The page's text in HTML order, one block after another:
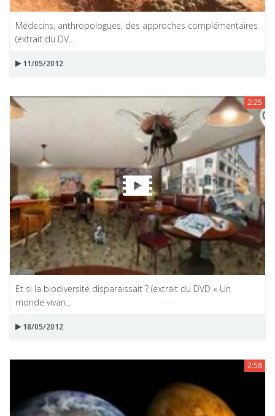
Médecins, anthropologues, des approches complémentaires
(extrait du DV...
11/05/2012
2:25
Et si la biodiversité disparaissait ? (extrait du DVD « Un
monde vivan...
18/05/2012
2:58